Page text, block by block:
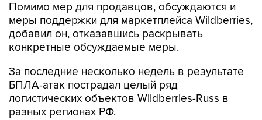
Помимо мер для продавцов, обсуждаются и
меры поддержки для маркетплейса Wildberries,
добавил он, отказавшись раскрывать
конкретные обсуждаемые меры.
За последние несколько недель в результате
БПЛА-атак пострадал целый ряд
логистических объектов Wildberries-Russ в
разных регионах РФ.